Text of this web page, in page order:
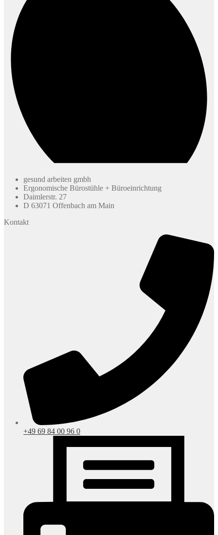
gesund arbeiten gmbh
Ergonomische Bürostühle + Büroeinrichtung
Daimlerstr. 27
D 63071 Offenbach am Main
Kontakt
+49 69 84 00 96 0